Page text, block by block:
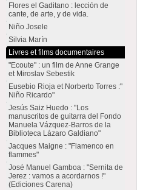
Flores el Gaditano : lección de
cante, de arte, y de vida.
Niño Josele
Silvia Marín
Livres et films documentaires
"Ecoute" : un film de Anne Grange
et Miroslav Sebestik
Eusebio Rioja et Norberto Torres :"
Niño Ricardo"
Jesús Saiz Huedo : "Los
manuscritos de guitarra del Fondo
Manuela Vázquez-Barros de la
Biblioteca Lázaro Galdiano"
Jacques Maigne : "Flamenco en
flammes"
José Manuel Gamboa : "Sernita de
Jerez : vamos a acordarnos !"
(Ediciones Carena)